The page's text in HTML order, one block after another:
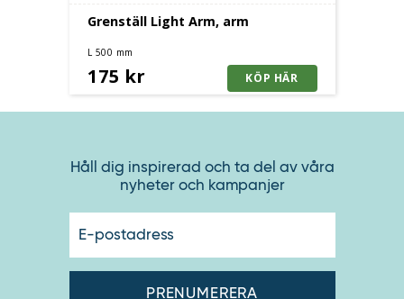
Grenställ Light Arm, arm
L 500 mm
175 kr
Håll dig inspirerad och ta del av våra
nyheter och kampanjer